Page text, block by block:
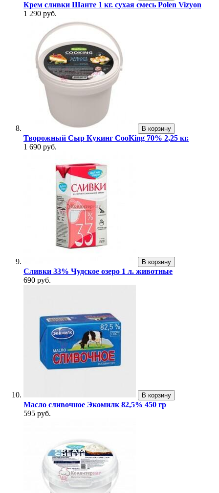
Крем сливки Шанте 1 кг. сухая смесь Polen Vizyon
1 290 руб.
В корзину
Творожный Сыр Кукинг CooKing 70% 2,25 кг.
1 690 руб.
В корзину
Сливки 33% Чудское озеро 1 л. животные
690 руб.
В корзину
Масло сливочное Экомилк 82,5% 450 гр
595 руб.